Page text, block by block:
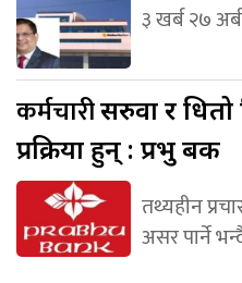
३ खर्ब २७
कर्मचारीसरुवा र
प्रक्रिया हुन् : प्रभु बैंक
तथ्यहीन
असर पार्ने